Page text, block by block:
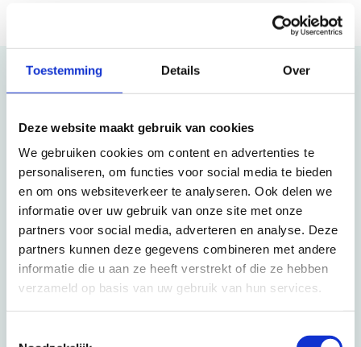
Toestemming Details Over
Deze website maakt gebruik van cookies
We gebruiken cookies om content en advertenties te
personaliseren, om functies voor social media te bieden
en om ons websiteverkeer te analyseren. Ook delen we
informatie over uw gebruik van onze site met onze
partners voor social media, adverteren en analyse. Deze
partners kunnen deze gegevens combineren met andere
informatie die u aan ze heeft verstrekt of die ze hebben
verzameld op basis van uw gebruik van hun services.
Kunnen wij u helpen?
Telefonisch
088 3100 500
Op werkdagen bereikbaar tot 15:00 uur (woensdag en vrijdag tot 13:00 uur)
E-mail
info@beter-uit.nl